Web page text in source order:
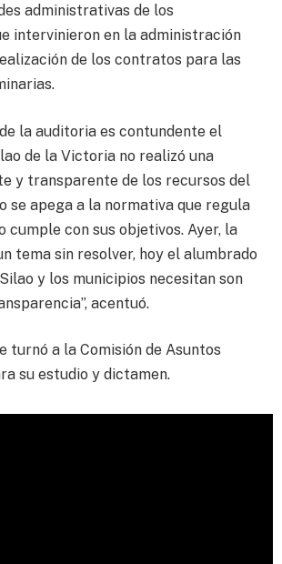
administrativas de los
intervinieron en la administración
de los contratos para las
la auditoria es contundente el
de la Victoria no realizó una
y transparente de los recursos del
se apega a la normativa que regula
cumple con sus objetivos. Ayer, la
tema sin resolver, hoy el alumbrado
y los municipios necesitan son
acentuó.
turnó a la Comisión de Asuntos
su estudio y dictamen.